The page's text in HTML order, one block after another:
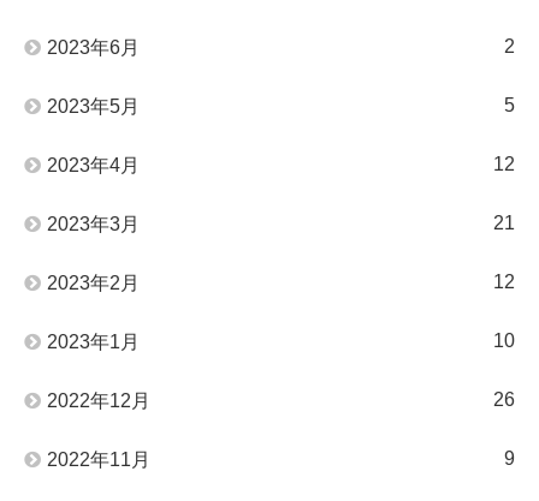
2023年6月 2
2023年5月 5
2023年4月 12
2023年3月 21
2023年2月 12
2023年1月 10
2022年12月 26
2022年11月 9